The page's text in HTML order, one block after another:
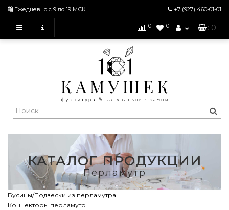
Ежедневно с 9 до 19 МСК +7 (927) 460-01-01
0 0 : 0
КАТАЛОГ ПРОДУКЦИИ
Перламутр
Бусины/Подвески из перламутра
Коннекторы перламутр